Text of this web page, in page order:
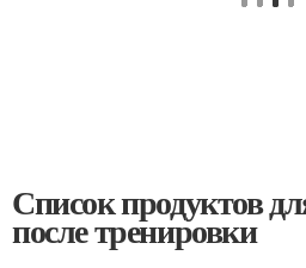
Список продуктов
после тренировки